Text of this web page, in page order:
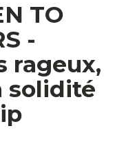
TO
-
rageux,
solidité